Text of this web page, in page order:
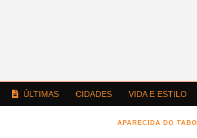
ÚLTIMAS CIDADES VIDA E ESTILO
APARECIDA DO